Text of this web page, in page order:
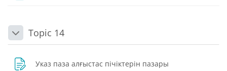
DaraltTopic 14
Указ паза алғыстас пічіктерін пазары